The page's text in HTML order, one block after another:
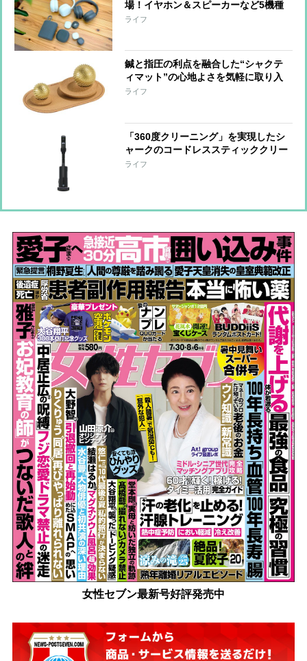
場！イヤホン＆スピーカーなど5機種
をひと足先に体験
ライフ
鍼と指圧の利点を融合した“シャクテ
ィマット”の心地よさを気軽に取り入
れられる『ワンダーボール セット』
ライフ
「360度クリーニング」を実現したシ
ャークのコードレススティッククリー
ナー 強い吸引力とヘッドの密着性で
ライフ
女性セブン最新号好評発売中